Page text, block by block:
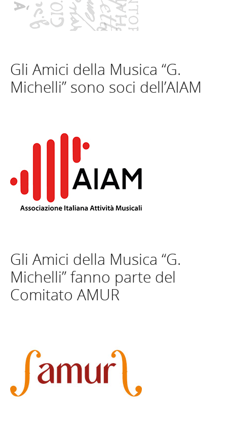
Gli Amici della Musica “G.
Michelli” sono soci dell’AIAM
Gli Amici della Musica “G.
Michelli” fanno parte del
Comitato AMUR